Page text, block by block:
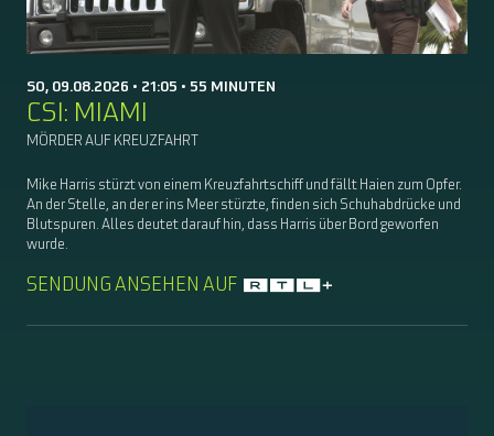
SO, 09.08.2026 • 21:05 • 55 MINUTEN
CSI: MIAMI
MÖRDER AUF KREUZFAHRT
Mike Harris stürzt von einem Kreuzfahrtschiff und fällt Haien zum Opfer.
An der Stelle, an der er ins Meer stürzte, finden sich Schuhabdrücke und
Blutspuren. Alles deutet darauf hin, dass Harris über Bord geworfen
wurde.
SENDUNG ANSEHEN AUF